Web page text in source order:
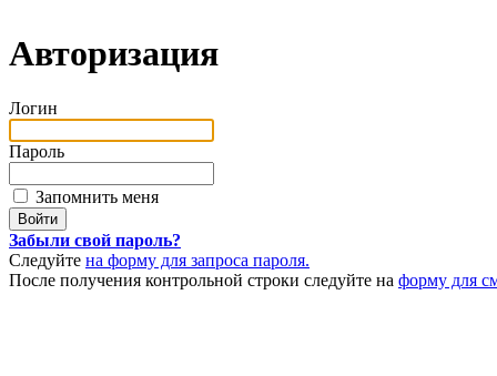
Авторизация
Логин
Пароль
Запомнить меня
Забыли свой пароль?
Следуйте на форму для запроса пароля.
После получения контрольной строки следуйте на форму для